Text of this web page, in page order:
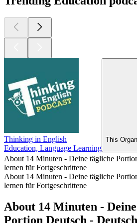
Thinking in English
Education, Language Learning
This
About 14 Minuten - Deine tägliche
lernen für Fortgeschrittene
About 14 Minuten - Deine tägliche
lernen für Fortgeschrittene
About 14 Minuten -
Portion Deutsch -